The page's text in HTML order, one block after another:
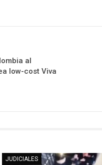
al
low-cost Viva
JUDICIALES